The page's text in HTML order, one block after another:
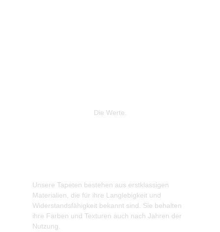
Die Werte.
Unsere Tapeten bestehen aus erstklassigen
Materialien, die für ihre Langlebigkeit und
Widerstandsfähigkeit bekannt sind. Sie behalten
ihre Farben und Texturen auch nach Jahren der
Nutzung.